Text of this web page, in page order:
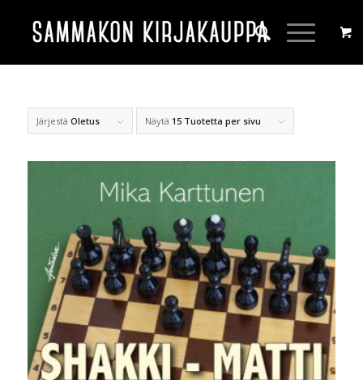
Järjestä Oletus Näytä 15 Tuotetta per sivu